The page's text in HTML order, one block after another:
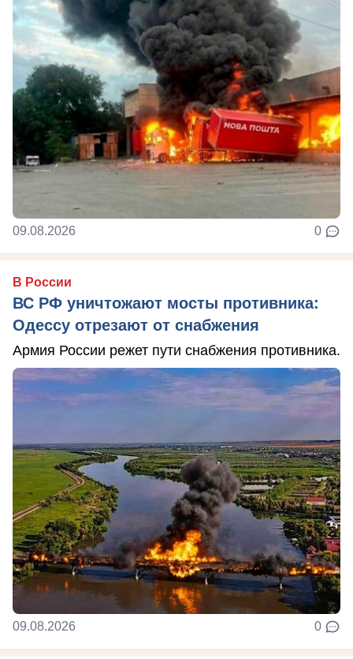
09.08.2026 0
В России
ВС РФ уничтожают мосты противника:
Одессу отрезают от снабжения
Армия России режет пути снабжения противника.
09.08.2026 0